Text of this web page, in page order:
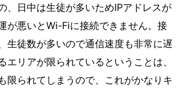
、日中は生徒が多いためIPアドレスが
が悪いとWi-Fiに接続できません。接
生徒数が多いので通信速度も非常に遅
エリアが限られているということは、
限られてしまうので、これがかなりキ